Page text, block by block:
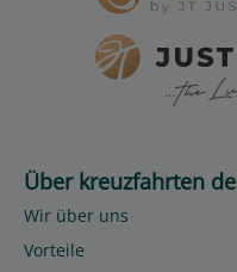
Über kreuzfahrten de
Wir über uns
Vorteile